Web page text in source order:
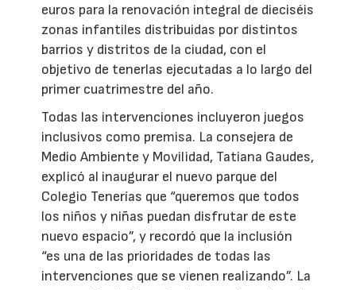
euros para la renovación integral de dieciséis
zonas infantiles distribuidas por distintos
barrios y distritos de la ciudad, con el
objetivo de tenerlas ejecutadas a lo largo del
primer cuatrimestre del año.
Todas las intervenciones incluyeron juegos
inclusivos como premisa. La consejera de
Medio Ambiente y Movilidad, Tatiana Gaudes,
explicó al inaugurar el nuevo parque del
Colegio Tenerías que “queremos que todos
los niños y niñas puedan disfrutar de este
nuevo espacio”, y recordó que la inclusión
“es una de las prioridades de todas las
intervenciones que se vienen realizando”. La